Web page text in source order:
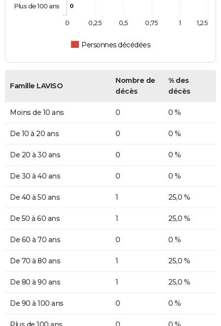
0
Personnes décédées
Plus de 100 ans
0 1
0,25 0,5 0,75 1,25
Famille LAVISO
Nombre de
décès
% des
décès
Moins de 10 ans 0 0 %
De 10 à 20 ans 0 0 %
De 20 à 30 ans 0 0 %
De 30 à 40 ans 0 0 %
De 40 à 50 ans 1 25,0 %
De 50 à 60 ans 1 25,0 %
De 60 à 70 ans 0 0 %
De 70 à 80 ans 1 25,0 %
De 80 à 90 ans 1 25,0 %
De 90 à 100 ans 0 0 %